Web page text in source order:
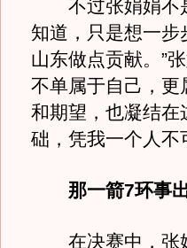
不过张娟娟不是
知道，只是想一
山东做点贡献。”
不单属于自己，更
和期望，也凝结在
础，凭我一个人不
那一箭7环事
在决赛中，张娟